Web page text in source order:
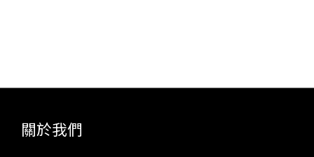
關於我們